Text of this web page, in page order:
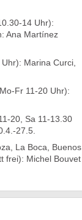
14 Uhr):
Ana Martínez
Marina Curci,
Fr 11-20 Uhr):
20, Sa 11-13.30
27.5.
La Boca, Buenos
frei): Michel Bouvet